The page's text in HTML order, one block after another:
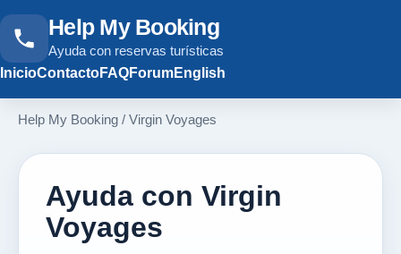
Help My Booking
Ayuda con reservas turísticas
InicioContactoFAQForumEnglish
Help My Booking / Virgin Voyages
Ayuda con Virgin
Voyages